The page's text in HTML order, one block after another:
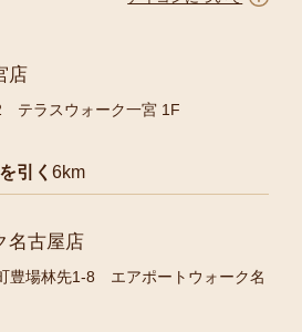
店
テラスウォーク一宮 1F
引く 6km
名古屋店
豊場林先1-8 エアポートウォーク名